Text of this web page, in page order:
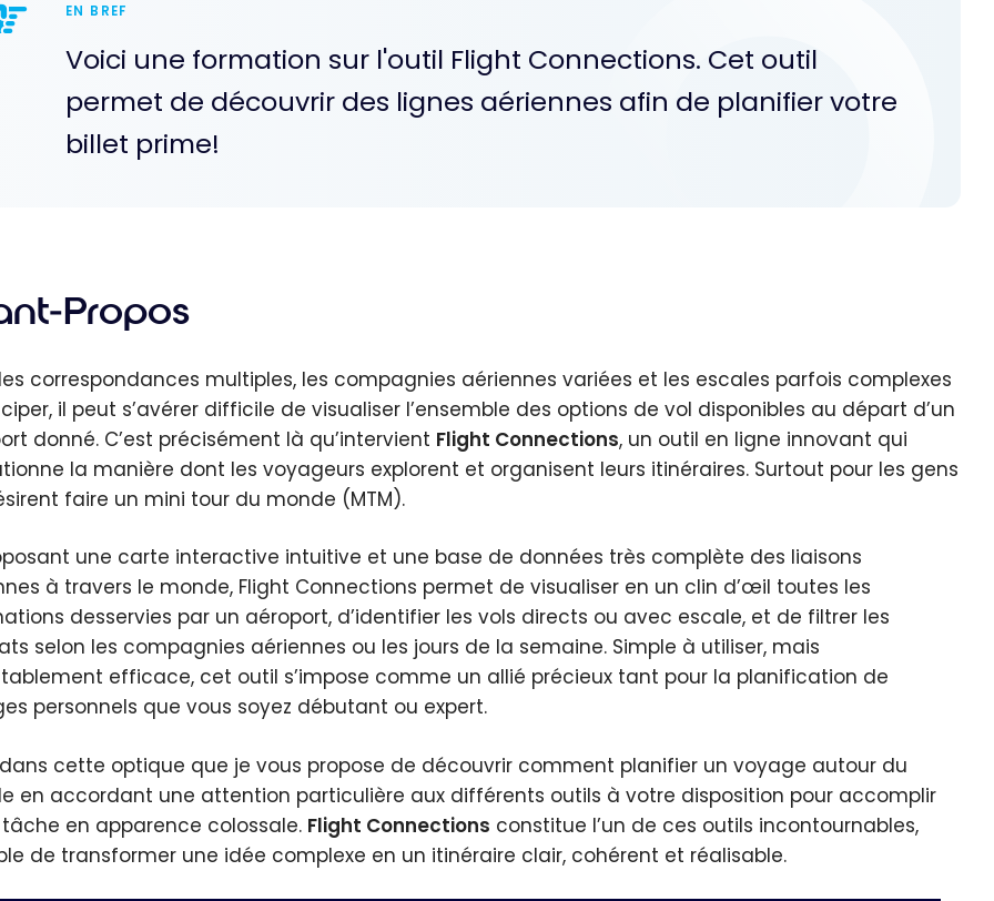
EN BREF
Voici une formation sur l'outil Flight Connections. Cet outil
permet de découvrir des lignes aériennes afin de planifier votre
billet prime!
Propos
correspondances multiples, les compagnies aériennes variées et les escales parfois complexes
il peut s’avérer difficile de visualiser l’ensemble des options de vol disponibles au départ d’un
donné. C’est précisément là qu’intervient Flight Connections, un outil en ligne innovant qui
la manière dont les voyageurs explorent et organisent leurs itinéraires. Surtout pour les gens
faire un mini tour du monde (MTM).
une carte interactive intuitive et une base de données très complète des liaisons
à travers le monde, Flight Connections permet de visualiser en un clin d’œil toutes les
desservies par un aéroport, d’identifier les vols directs ou avec escale, et de filtrer les
selon les compagnies aériennes ou les jours de la semaine. Simple à utiliser, mais
efficace, cet outil s’impose comme un allié précieux tant pour la planification de
personnels que vous soyez débutant ou expert.
dans cette optique que je vous propose de découvrir comment planifier un voyage autour du
en accordant une attention particulière aux différents outils à votre disposition pour accomplir
en apparence colossale. Flight Connections constitue l’un de ces outils incontournables,
de transformer une idée complexe en un itinéraire clair, cohérent et réalisable.